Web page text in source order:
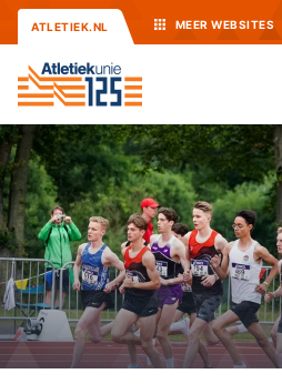
ATLETIEK.NL MEER WEBSITES